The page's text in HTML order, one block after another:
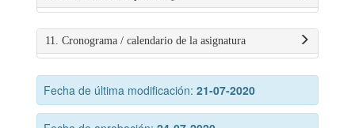
11. Cronograma / calendario de la asignatura
Fecha de última modificación: 21-07-2020